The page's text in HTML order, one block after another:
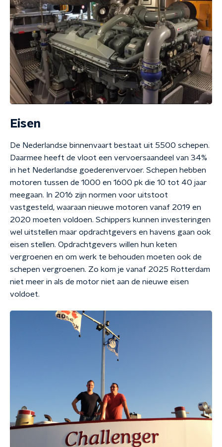
Eisen
De Nederlandse binnenvaart bestaat uit 5500 schepen.
Daarmee heeft de vloot een vervoersaandeel van 34%
in het Nederlandse goederenvervoer. Schepen hebben
motoren tussen de 1000 en 1600 pk die 10 tot 40 jaar
meegaan. In 2016 zijn normen voor uitstoot
vastgesteld, waaraan nieuwe motoren vanaf 2019 en
2020 moeten voldoen. Schippers kunnen investeringen
wel uitstellen maar opdrachtgevers en havens gaan ook
eisen stellen. Opdrachtgevers willen hun keten
vergroenen en om werk te behouden moeten ook de
schepen vergroenen. Zo kom je vanaf 2025 Rotterdam
niet meer in als de motor niet aan de nieuwe eisen
voldoet.